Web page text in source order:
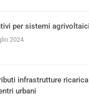
per sistemi
2024
infrastrutture
urbani